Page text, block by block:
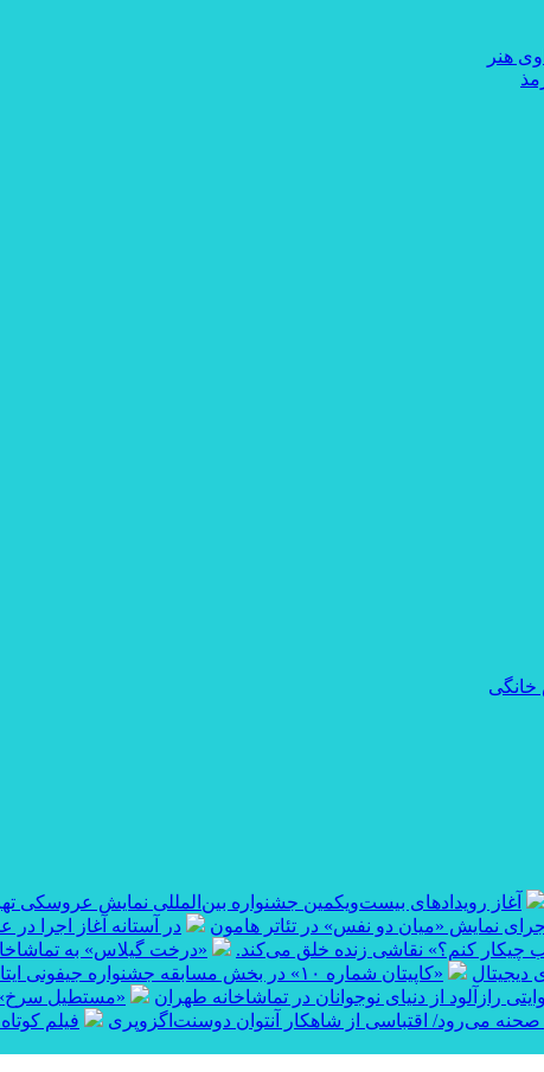
هنر
خانگی
آغاز رویدادهای بیست‌ویکمین جشنواره بین‌المللی نمایش عروسکی
نمایش «میان دو نفس» در تئاتر هامون در آستانه آغاز اجرا
چیکار کنم؟» نقاشی زنده خلق می‌کند.
«درخت گیلاس» به
دیجیتال
«کاپیتان شماره ۱۰» در بخش مسابقه جشنواره جیفونی ایتالیا
رازآلود از دنیای نوجوانان در تماشاخانه طهران «مستطیل سرخ»
می‌رود/ اقتباسی از شاهکار آنتوان دوسنت‌اگزوپری
فیلم